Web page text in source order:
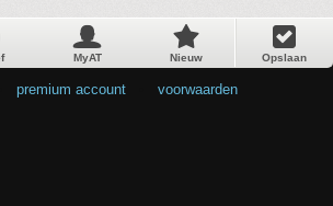
MyAT Nieuw Opslaan
premium account voorwaarden